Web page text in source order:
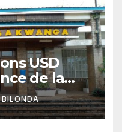
USD
de la
à un audit